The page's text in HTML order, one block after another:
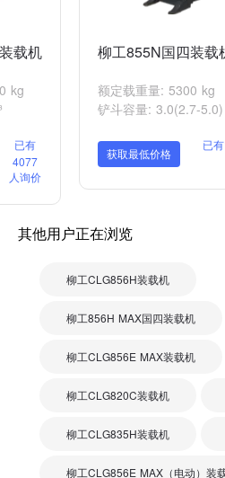
载机
kg
已有
4077
人询价
柳工855N国四装载
额定载重量: 5300 kg
铲斗容量: 3.0(2.7-5.0)
获取最低价格
已
其他用户正在浏览
柳工CLG856H装载机
柳工856H MAX国四装载机
柳工CLG856E MAX装载机
柳工CLG820C装载机
柳工CLG835H装载机
柳工CLG856E MAX（电动）装